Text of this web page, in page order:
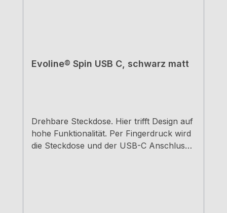
Evoline® Spin USB C, schwarz matt
Drehbare Steckdose. Hier trifft Design auf
hohe Funktionalität. Per Fingerdruck wird
die Steckdose und der USB-C Anschluss